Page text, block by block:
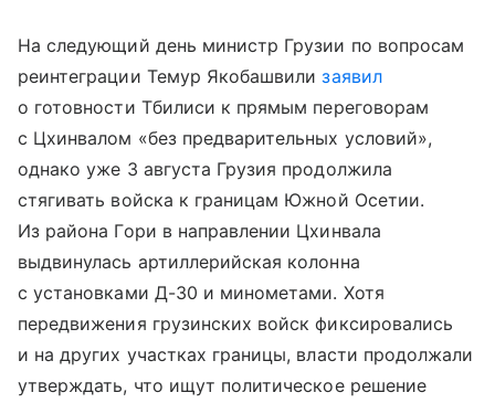
На следующий день министр Грузии по вопросам
реинтеграции Темур Якобашвилизаявил
о готовности Тбилиси к прямым переговорам
с Цхинвалом «без предварительных условий»,
однако уже 3 августа Грузия продолжила
стягивать войска к границам Южной Осетии.
Из района Гори в направлении Цхинвала
выдвинулась артиллерийская колонна
с установками Д-30 и минометами. Хотя
передвижения грузинских войск фиксировались
и на других участках границы, власти продолжали
утверждать, что ищут политическое решение